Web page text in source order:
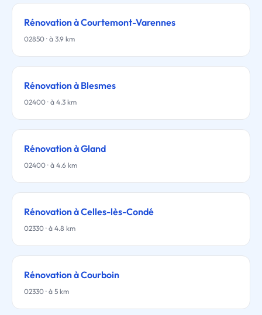
Rénovation à Courtemont-Varennes
02850 · à 3.9 km
Rénovation à Blesmes
02400 · à 4.3 km
Rénovation à Gland
02400 · à 4.6 km
Rénovation à Celles-lès-Condé
02330 · à 4.8 km
Rénovation à Courboin
02330 · à 5 km